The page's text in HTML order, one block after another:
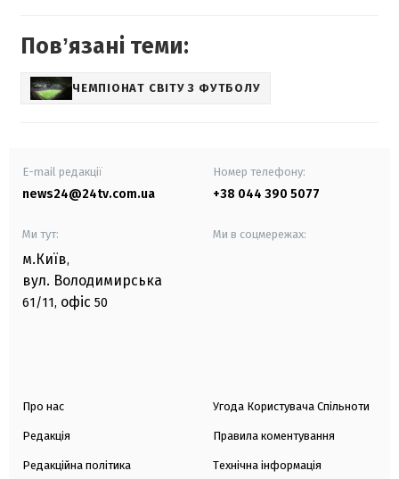
Повʼязані теми:
ЧЕМПІОНАТ СВІТУ З ФУТБОЛУ
E-mail редакції
news24@24tv.com.ua
Номер телефону:
+38 044 390 5077
Ми тут:
м.Київ,
вул. Володимирська
61/11, офіс 50
Ми в соцмережах:
Про нас
Редакція
Редакційна політика
Угода Користувача Спільноти
Правила коментування
Технічна інформація